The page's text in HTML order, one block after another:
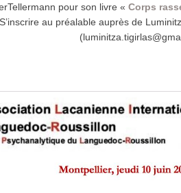
pour son livre « Corps
au préalable auprès de